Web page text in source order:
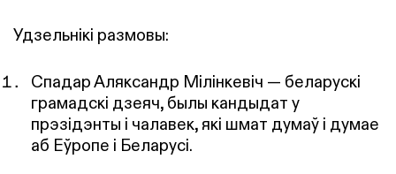
Удзельнікі размовы:
Спадар Аляксандр Мілінкевіч — беларускі
грамадскі дзеяч, былы кандыдат у
прэзідэнты і чалавек, які шмат думаў і думае
аб Еўропе і Беларусі.